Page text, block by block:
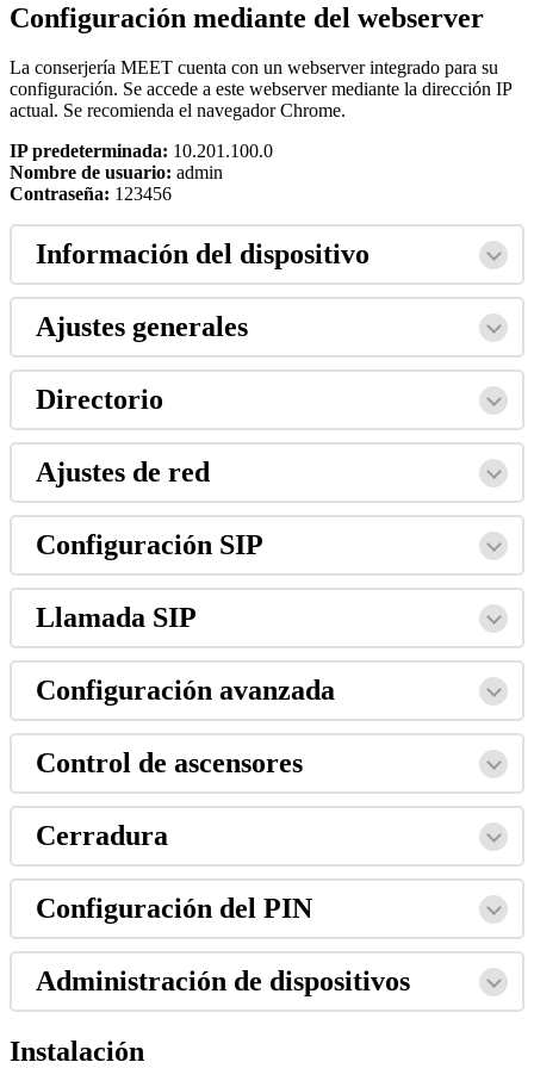
Configuración mediante del webserver
La conserjería MEET cuenta con un webserver integrado para su
configuración. Se accede a este webserver mediante la dirección IP
actual. Se recomienda el navegador Chrome.
IP predeterminada: 10.201.100.0
Nombre de usuario: admin
Contraseña: 123456
Información del dispositivo
Ajustes generales
Directorio
Ajustes de red
Configuración SIP
Llamada SIP
Configuración avanzada
Control de ascensores
Cerradura
Configuración del PIN
Administración de dispositivos
Instalación